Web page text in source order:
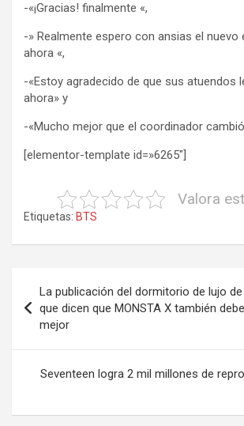
-«¡Gracias! finalmente «,
-» Realmente espero con ansias el nuevo
ahora «,
-«Estoy agradecido de que sus atuendos
ahora» y
-«Mucho mejor que el coordinador
[elementor-template id=»6265″]
Valora
Etiquetas: BTS
de
entradas
La publicación del dormitorio de lujo
que dicen que MONSTA X también
mejor
Seventeen logra 2 mil millones de